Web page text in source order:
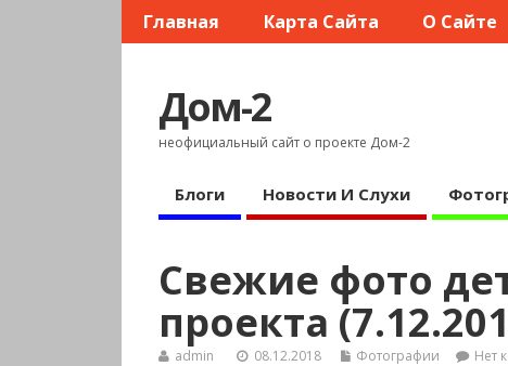
Главная Карта Сайта О Сайте
Дом-2
неофициальный сайт о проекте Дом-2
Блоги Новости И Слухи
Свежие фото
проекта
admin 08.12.2018 Фотографии Нет